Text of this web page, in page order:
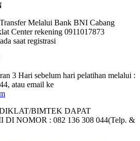
Melalui Bank BNI Cabang
Center rekening 0911017873
saat registrasi
3 Hari sebelum hari pelatihan melalui :
atau email ke
BIMTEK DAPAT
NOMOR : 082 136 308 044(Telp. &